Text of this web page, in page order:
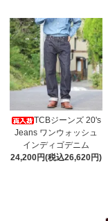
TCBジーンズ 20's
Jeans ワンウォッシュ
インディゴデニム
24,200円(税込26,620円)